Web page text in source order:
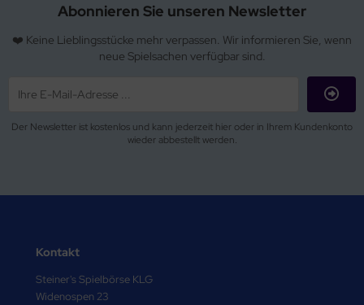
Abonnieren Sie unseren Newsletter
❤️ Keine Lieblingsstücke mehr verpassen. Wir informieren Sie, wenn
neue Spielsachen verfügbar sind.
Der Newsletter ist kostenlos und kann jederzeit hier oder in Ihrem Kundenkonto
wieder abbestellt werden.
Kontakt
Steiner's Spielbörse KLG
Widenospen 23